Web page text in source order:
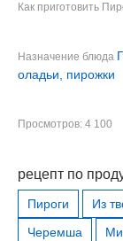
Как приготовить
Назначение блюда
оладьи, пирожки
Просмотров: 4 100
рецепт по
Пироги Из
Черемша